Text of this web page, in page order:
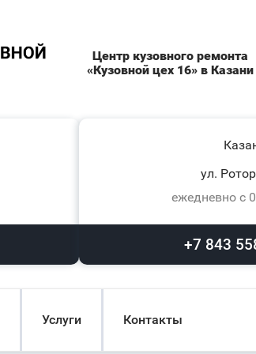
Центр кузовного ремонта
«Кузовной цех 16» в Казани
ул.
ежедневно с
+7 843
Услуги Контакты